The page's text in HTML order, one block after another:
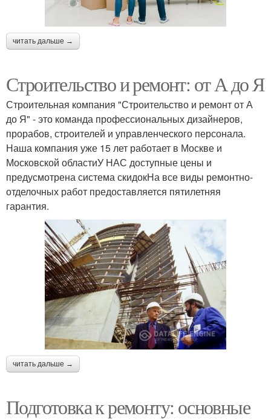
читать дальше →
Строительство и ремонт: от А до Я
Строительная компания "Строительство и ремонт от А
до Я" - это команда профессиональных дизайнеров,
прорабов, строителей и управленческого персонала.
Наша компания уже 15 лет работает в Москве и
Московской областиУ НАС доступные цены и
предусмотрена система скидокНа все виды ремонтно-
отделочных работ предоставляется пятилетняя
гарантия.
читать дальше →
Подготовка к ремонту: основные